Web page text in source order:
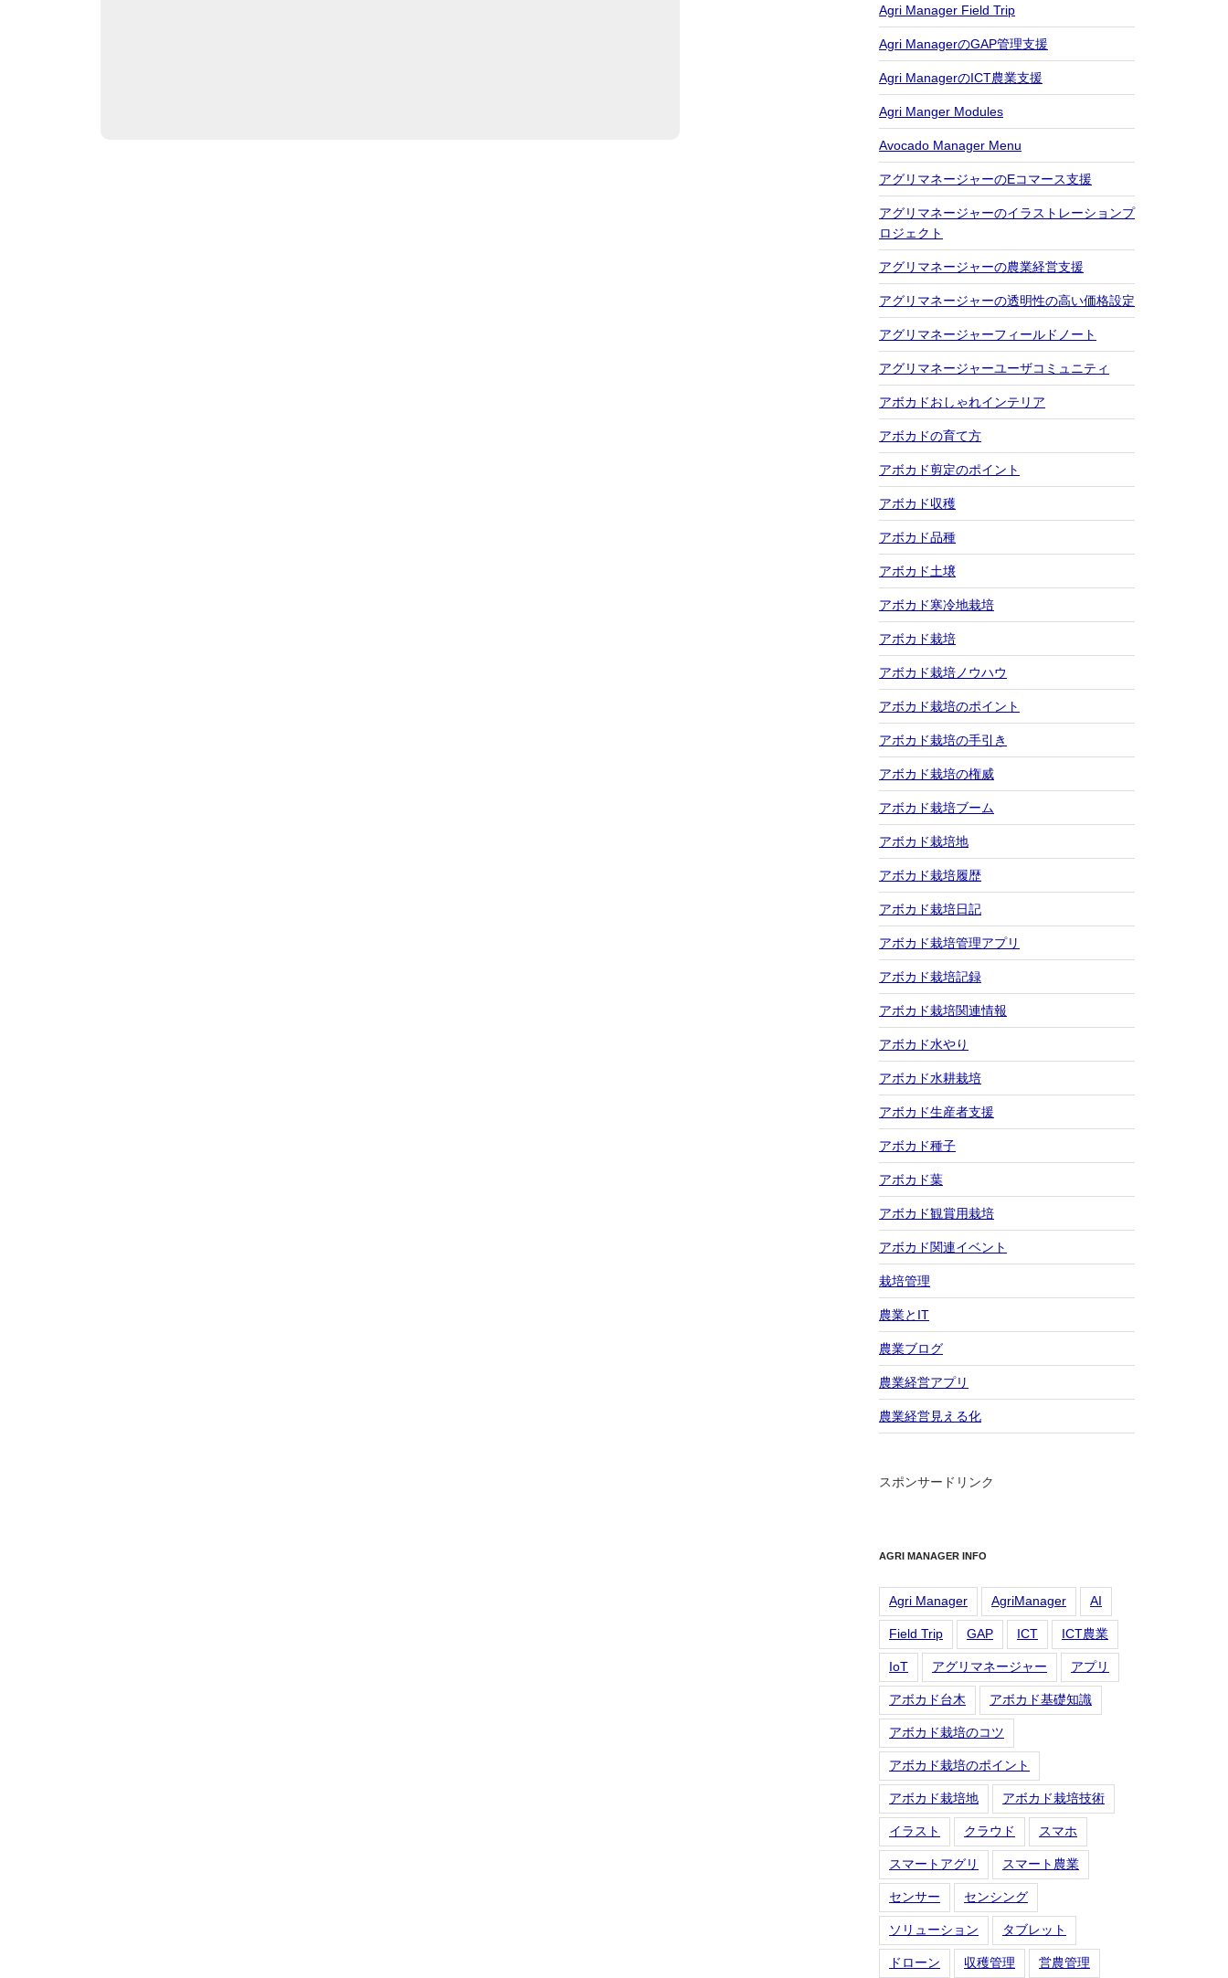
Agri Manager Field Trip
Agri ManagerのGAP管理支援
Agri ManagerのICT農業支援
Agri Manger Modules
Avocado Manager Menu
アグリマネージャーのEコマース支援
アグリマネージャーのイラストレーションプ
ロジェクト
アグリマネージャーの農業経営支援
アグリマネージャーの透明性の高い価格設定
アグリマネージャーフィールドノート
アグリマネージャーユーザコミュニティ
アボカドおしゃれインテリア
アボカドの育て方
アボカド剪定のポイント
アボカド収穫
アボカド品種
アボカド土壌
アボカド寒冷地栽培
アボカド栽培
アボカド栽培ノウハウ
アボカド栽培のポイント
アボカド栽培の手引き
アボカド栽培の権威
アボカド栽培ブーム
アボカド栽培地
アボカド栽培履歴
アボカド栽培日記
アボカド栽培管理アプリ
アボカド栽培記録
アボカド栽培関連情報
アボカド水やり
アボカド水耕栽培
アボカド生産者支援
アボカド種子
アボカド葉
アボカド観賞用栽培
アボカド関連イベント
栽培管理
農業とIT
農業ブログ
農業経営アプリ
農業経営見える化
スポンサードリンク
AGRI MANAGER INFO
Agri Manager AgriManager AI
Field Trip GAP ICT ICT農業
IoT アグリマネージャー アプリ
アボカド台木 アボカド基礎知識
アボカド栽培のコツ
アボカド栽培のポイント
アボカド栽培地 アボカド栽培技術
イラスト クラウド スマホ
スマートアグリ スマート農業
センサー センシング
ソリューション タブレット
ドローン 収穫管理 営農管理